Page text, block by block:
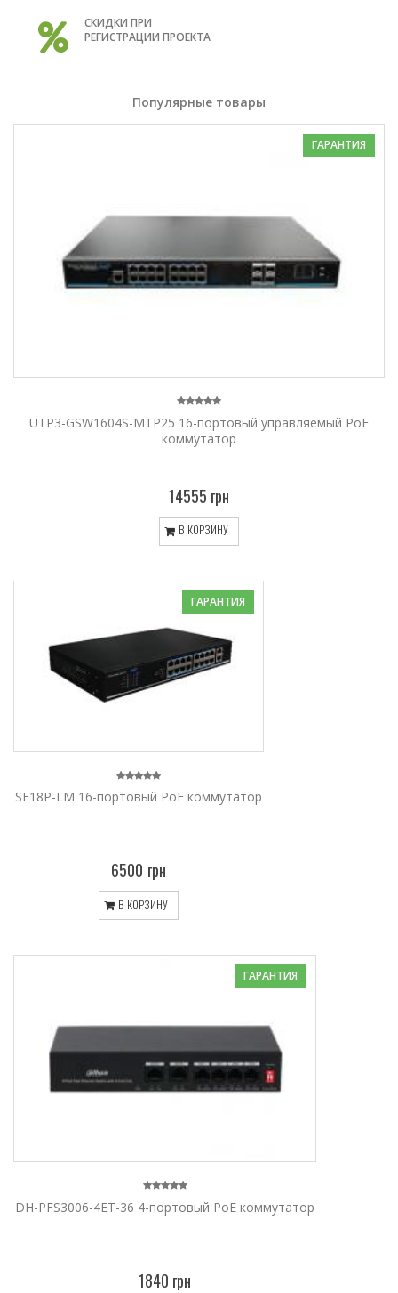
СКИДКИ ПРИ
РЕГИСТРАЦИИ ПРОЕКТА
Популярные товары
ГАРАНТИЯ
UTP3-GSW1604S-MTP25 16-портовый управляемый PoE
коммутатор
14555 грн
В КОРЗИНУ
ГАРАНТИЯ
SF18P-LM 16-портовый PoE коммутатор
6500 грн
В КОРЗИНУ
ГАРАНТИЯ
DH-PFS3006-4ET-36 4-портовый РоЕ коммутатор
1840 грн